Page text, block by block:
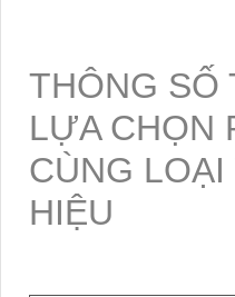
THÔNG SỐ
LỰA CHỌN
CÙNG
HIỆU